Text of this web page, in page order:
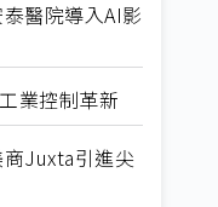
醫院導入AI影
業控制革新
Juxta引進尖